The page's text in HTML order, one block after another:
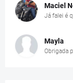
Maciel
Já falei é
Mayla
Obrigada